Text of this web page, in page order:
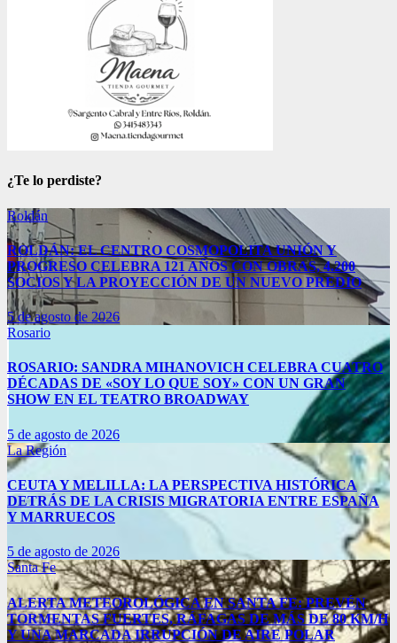
¿Te lo perdiste?
Roldán
ROLDÁN: EL CENTRO COSMOPOLITA UNIÓN Y
PROGRESO CELEBRA 121 AÑOS CON OBRAS, 4.200
SOCIOS Y LA PROYECCIÓN DE UN NUEVO PREDIO
5 de agosto de 2026
Rosario
ROSARIO: SANDRA MIHANOVICH CELEBRA CUATRO
DÉCADAS DE «SOY LO QUE SOY» CON UN GRAN
SHOW EN EL TEATRO BROADWAY
5 de agosto de 2026
La Región
CEUTA Y MELILLA: LA PERSPECTIVA HISTÓRICA
DETRÁS DE LA CRISIS MIGRATORIA ENTRE ESPAÑA
Y MARRUECOS
5 de agosto de 2026
Santa Fe
ALERTA METEOROLÓGICA EN SANTA FE: PREVÉN
TORMENTAS FUERTES, RÁFAGAS DE MÁS DE 80 KM/H
Y UNA MARCADA IRRUPCIÓN DE AIRE POLAR